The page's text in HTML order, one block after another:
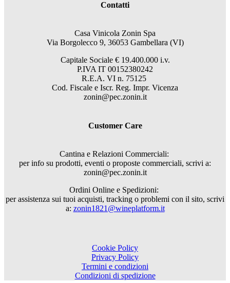
Contatti
Casa Vinicola Zonin Spa
Via Borgolecco 9, 36053 Gambellara (VI)
Capitale Sociale € 19.400.000 i.v.
P.IVA IT 00152380242
R.E.A. VI n. 75125
Cod. Fiscale e Iscr. Reg. Impr. Vicenza
zonin@pec.zonin.it
Customer Care
Cantina e Relazioni Commerciali:
per info su prodotti, eventi o proposte commerciali, scrivi a:
zonin@pec.zonin.it
Ordini Online e Spedizioni:
per assistenza sui tuoi acquisti, tracking o problemi con il sito, scrivi
a: zonin1821@wineplatform.it
Cookie Policy
Privacy Policy
Termini e condizioni
Condizioni di spedizione